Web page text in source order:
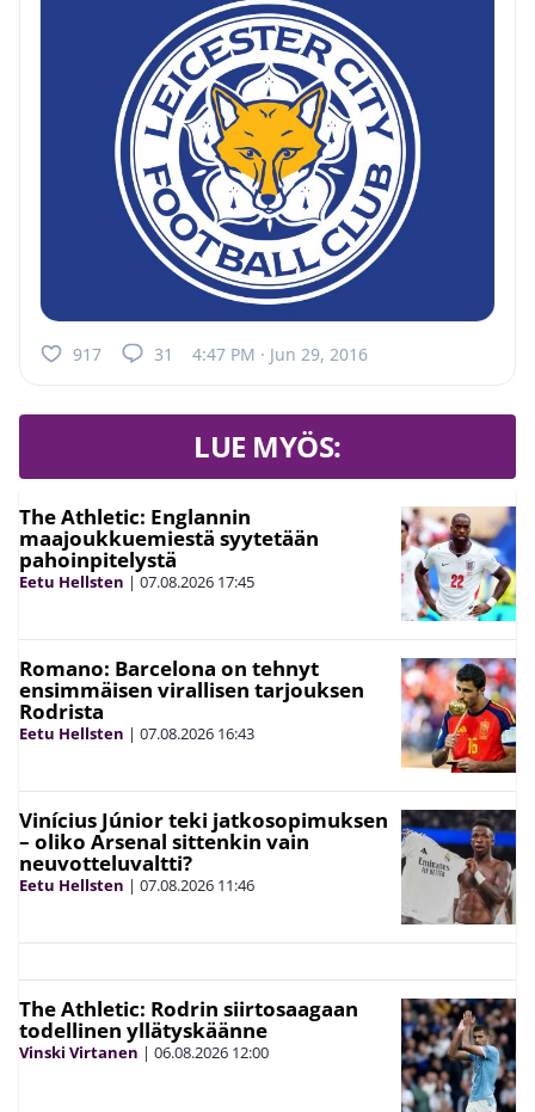
917 31 4:47 PM · Jun 29, 2016
LUE MYÖS:
The Athletic: Englannin
maajoukkuemiestä syytetään
pahoinpitelystä
Eetu Hellsten | 07.08.2026 17:45
Romano: Barcelona on tehnyt
ensimmäisen virallisen tarjouksen
Rodrista
Eetu Hellsten | 07.08.2026 16:43
Vinícius Júnior teki jatkosopimuksen
– oliko Arsenal sittenkin vain
neuvotteluvaltti?
Eetu Hellsten | 07.08.2026 11:46
The Athletic: Rodrin siirtosaagaan
todellinen yllätyskäänne
Vinski Virtanen | 06.08.2026 12:00